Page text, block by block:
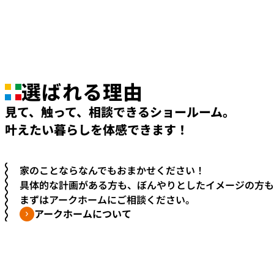
選ばれる理由
見て、触って、相談できるショールーム。
叶えたい暮らしを体感できます！
家のことならなんでもおまかせください！
具体的な計画がある方も、 ぼんやりとしたイメージの方
まずはアークホームにご相談ください。
アークホームについて